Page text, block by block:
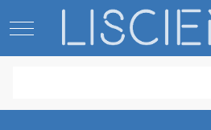
Mobile Menu Toggle